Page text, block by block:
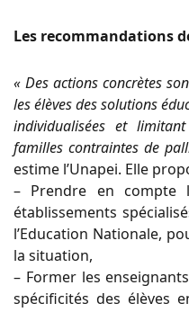
Les recommandations
« Des actions concrètes
les élèves des solutions
individualisées et
familles contraintes de
estime l’Unapei. Elle
– Prendre en compte
établissements
l’Education Nationale,
la situation,
– Former les
spécificités des élèves